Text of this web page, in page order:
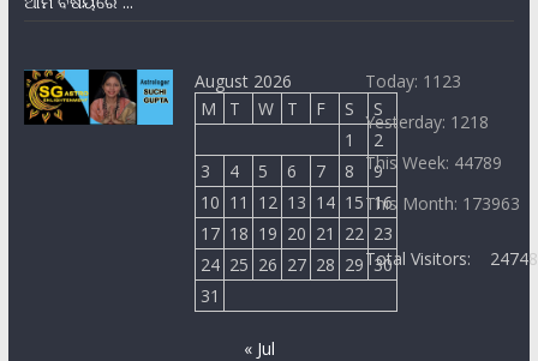
August 2026
M
T W T F S
S
1
2
3
4 5 6 7 8
9
10 11 12 13 14 15 16
17 18 19 20 21 22 23
24 25 26 27 28 29 30
31
« Jul
Today: 1123
Yesterday: 1218
This Week: 44789
This Month: 173963
Total Visitors: